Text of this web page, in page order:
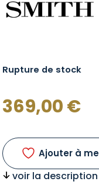
Rupture de stock
369,00€
Ajouter à
voir la